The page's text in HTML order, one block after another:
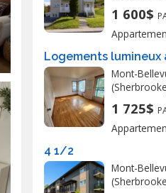
1 600$
Mont-
1 725$
4 1/2
Mont-